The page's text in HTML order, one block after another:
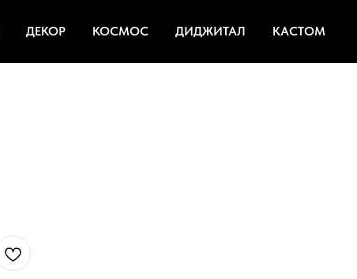
ДЕКОР КОСМОС ДИДЖИТАЛ КАСТОМ